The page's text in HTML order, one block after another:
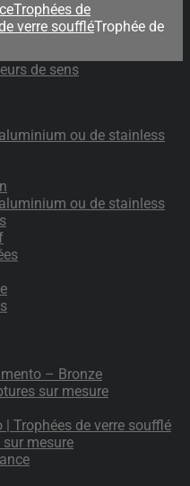
Trophées de
verre souffléTrophée de
de sens
ou de stainless
ou de stainless
– Bronze
sur mesure
| Trophées de verre soufflé
mesure